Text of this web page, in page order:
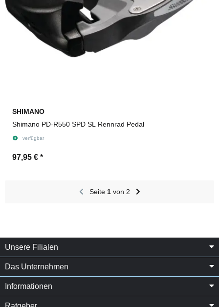
SHIMANO
Shimano PD-R550 SPD SL Rennrad Pedal
verfügbar
97,95 € *
Seite 1von 2
Unsere Filialen
Das Unternehmen
Informationen